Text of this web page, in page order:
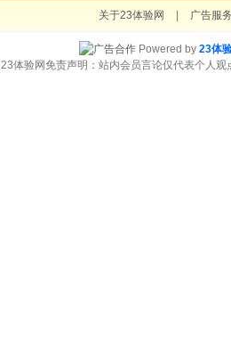
关于23体验网 广告服
Powered by 23体
23体验网免责声明：站内会员言论仅代表个人